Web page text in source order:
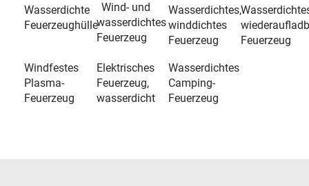
Wasserdichte
Feuerzeughülle
Wind- und
wasserdichtes
Feuerzeug
Wasserdichtes,
winddichtes
Feuerzeug
Feuerzeug
Windfestes
Plasma-
Feuerzeug
Elektrisches
Feuerzeug,
wasserdicht
Wasserdichtes
Camping-
Feuerzeug